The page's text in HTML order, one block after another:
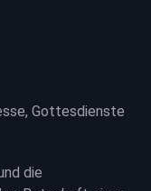
Gottesdienste
die